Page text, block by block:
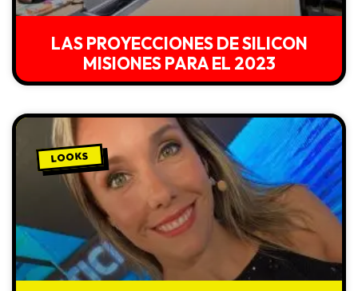
LAS PROYECCIONES DE SILICON
MISIONES PARA EL 2023
LOOKS